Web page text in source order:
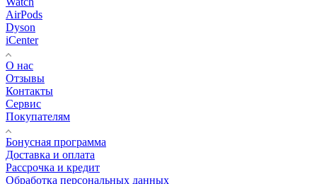
AirPods
Dyson
iCenter
О нас
Отзывы
Контакты
Сервис
Покупателям
Бонусная программа
Доставка и оплата
Рассрочка и кредит
Обработка персональных данных